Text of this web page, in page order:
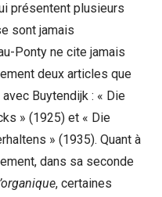
présentent plusieurs
sont jamais
Ponty ne cite jamais
deux articles que
Buytendijk : « Die
» (1925) et « Die
» (1935). Quant à
dans sa seconde
, certaines